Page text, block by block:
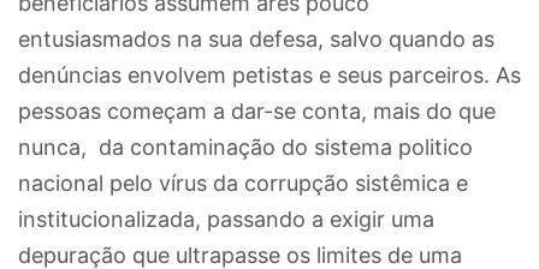
entusiasmados na sua defesa, salvo quando as
denúncias envolvem petistas e seus parceiros. As
pessoas começam a dar-se conta, mais do que
nunca, da contaminação do sistema politico
nacional pelo vírus da corrupção sistêmica e
institucionalizada, passando a exigir uma
depuração que ultrapasse os limites de uma